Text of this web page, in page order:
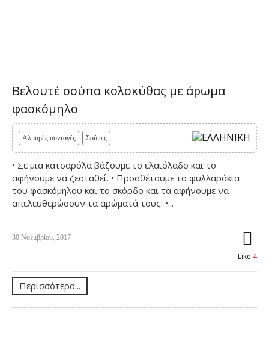
Βελουτέ σούπα κολοκύθας με άρωμα
φασκόμηλο
Αλμυρές συνταγές Σούπες
• Σε μια κατσαρόλα βάζουμε το ελαιόλαδο και το
αφήνουμε να ζεσταθεί. • Προσθέτουμε τα φυλλαράκια
του φασκόμηλου και το σκόρδο και τα αφήνουμε να
απελευθερώσουν τα αρώματά τους. •...
30 Νοεμβρίου, 2017
Like 4
Περισσότερα...